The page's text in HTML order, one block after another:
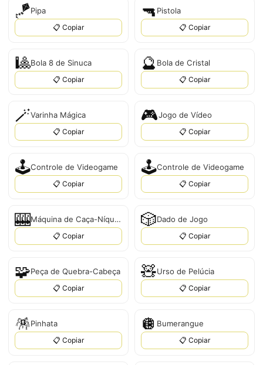
🪁Pipa
📋 Copiar
🔫 Pistola
📋 Copiar
🎱Bola 8 de Sinuca
📋 Copiar
🔮 Bola de Cristal
📋 Copiar
🪄Varinha Mágica
📋 Copiar
🎮Jogo de Vídeo
📋 Copiar
🕹️Controle de Videogame
📋 Copiar
🕹Controle de Videogame
📋 Copiar
🎰 Máquina de Caça-Níqueis
📋 Copiar
🎲Dado de Jogo
📋 Copiar
🧩Peça de Quebra-Cabeça
📋 Copiar
🧸Urso de Pelúcia
📋 Copiar
🪅Pinhata
📋 Copiar
🪩 Bumerangue
📋 Copiar